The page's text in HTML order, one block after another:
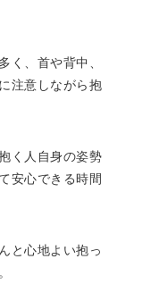
く、首や背中、
注意しながら抱
く人自身の姿勢
安心できる時間
と心地よい抱っ